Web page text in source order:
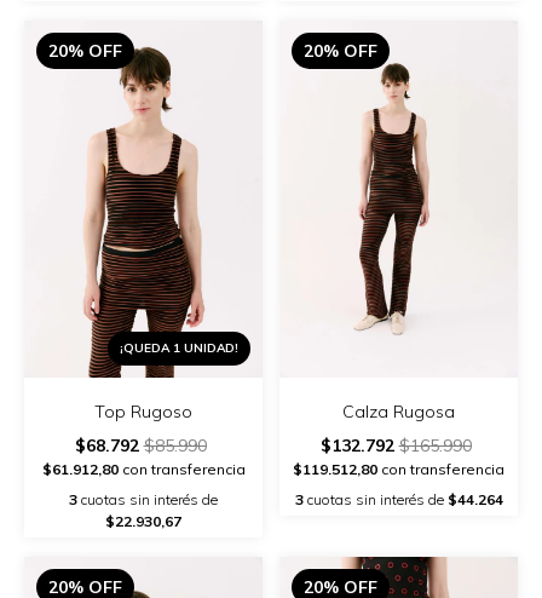
20% OFF
¡QUEDA 1 UNIDAD!
Top Rugoso
$68.792$85.990
$61.912,80con transferencia
3 cuotas sin interés de
$22.930,67
20% OFF
Calza Rugosa
$132.792$165.990
$119.512,80 con transferencia
3cuotas sin interés de $44.264
20% OFF 20% OFF